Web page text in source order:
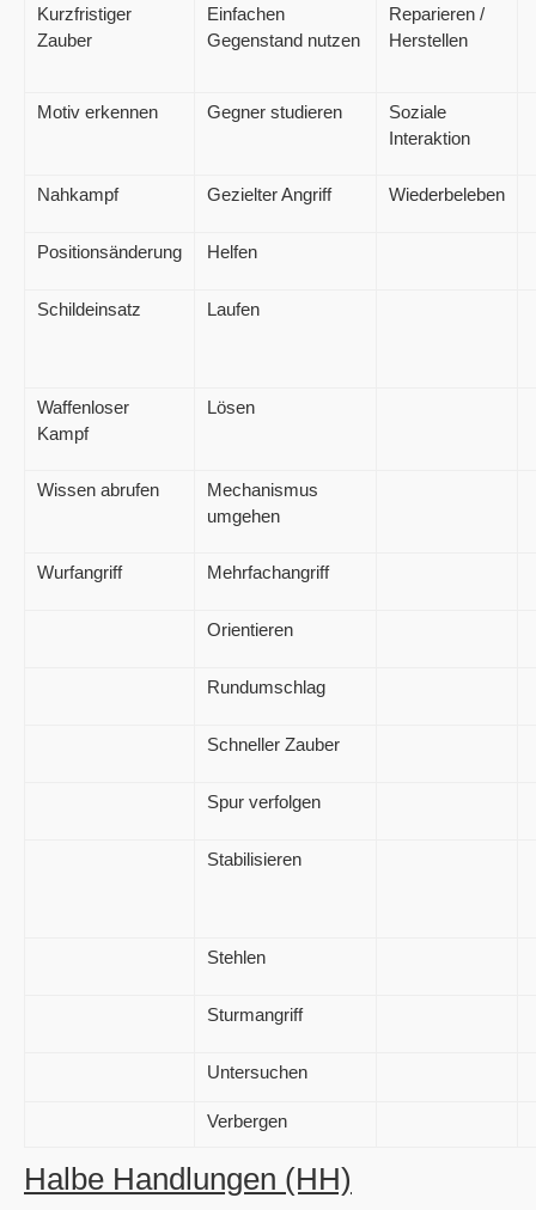
Kurzfristiger
Zauber
Einfachen
Gegenstand nutzen
Reparieren /
Herstellen
Motiv erkennen Gegner studieren
Soziale
Interaktion
Nahkampf Gezielter Angriff Wiederbeleben
Positionsänderung Helfen
Schildeinsatz Laufen
Waffenloser
Kampf
Lösen
Wissen abrufen
Mechanismus
umgehen
Wurfangriff Mehrfachangriff
Orientieren
Rundumschlag
Schneller Zauber
Spur verfolgen
Stabilisieren
Stehlen
Sturmangriff
Untersuchen
Verbergen
Halbe Handlungen (HH)